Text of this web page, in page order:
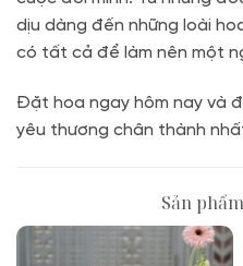
dịu dàng đến những loài
có tất cả để làm nên một
Đặt hoa ngay hôm nay và
yêu thương chân thành
Sản